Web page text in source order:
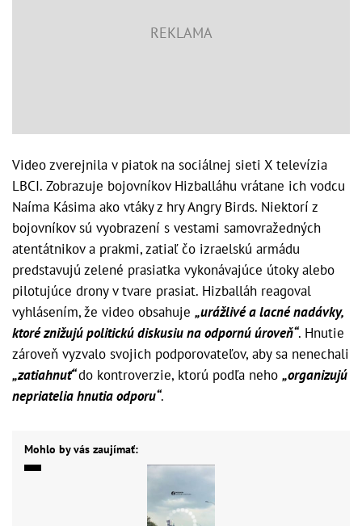
Video zverejnila v piatok na sociálnej sieti X televízia
LBCI. Zobrazuje bojovníkov Hizballáhu vrátane ich vodcu
Naíma Kásima ako vtáky z hry Angry Birds. Niektorí z
bojovníkov sú vyobrazení s vestami samovražedných
atentátnikov a prakmi, zatiaľ čo izraelskú armádu
predstavujú zelené prasiatka vykonávajúce útoky alebo
pilotujúce drony v tvare prasiat. Hizballáh reagoval
vyhlásením, že video obsahuje „urážlivé a lacné nadávky,
ktoré znižujú politickú diskusiu na odpornú úroveň“. Hnutie
zároveň vyzvalo svojich podporovateľov, aby sa nenechali
„zatiahnuť“do kontroverzie, ktorú podľa neho „organizujú
nepriatelia hnutia odporu“.
Mohlo by vás zaujímať: